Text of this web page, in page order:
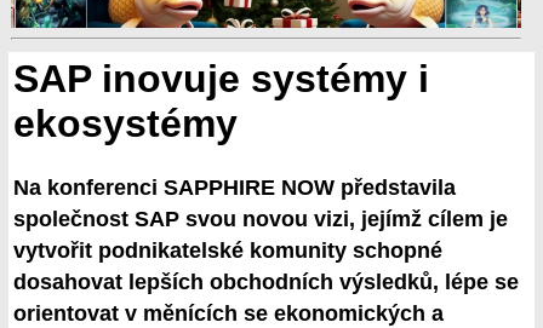
SAP inovuje systémy i
ekosystémy
Na konferenci SAPPHIRE NOW představila
společnost SAP svou novou vizi, jejímž cílem je
vytvořit podnikatelské komunity schopné
dosahovat lepších obchodních výsledků, lépe se
orientovat v měnících se ekonomických a